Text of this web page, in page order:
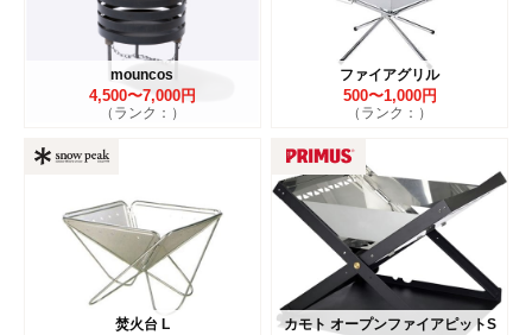
mouncos
4,500〜7,000円
（ランク：）
ファイアグリル
500〜1,000円
（ランク：）
焚火台 L カモト オープンファイアピットS